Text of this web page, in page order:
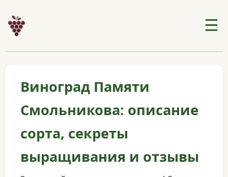
☰
Виноград Памяти
Смольникова: описание
сорта, секреты
выращивания и отзывы